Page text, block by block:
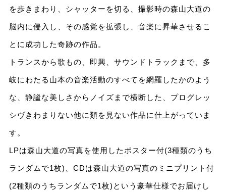
を歩きまわり、シャッターを切る、撮影時の森山大道の
脳内に侵入し、その感覚を拡張し、音楽に昇華させるこ
とに成功した奇跡の作品。
トランスから歌もの、即興、サウンドトラックまで、多
岐にわたる山本の音楽活動のすべてを網羅したかのよう
な、静謐な美しさからノイズまで横断した、プログレッ
シヴきわまりない他に類を見ない作品に仕上がっていま
す。
LPは森山大道の写真を使用したポスター付(3種類のうち
ランダムで1枚)、CDは森山大道の写真のミニプリント付
(2種類のうちランダムで1枚)という豪華仕様でお届けし